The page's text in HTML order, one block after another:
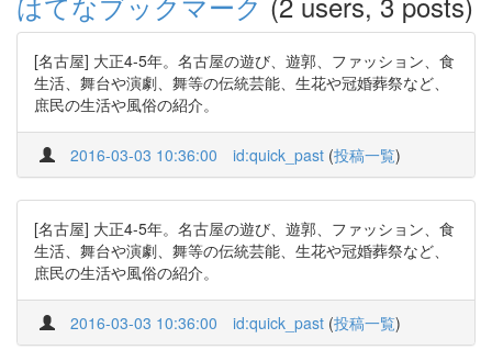
[名古屋] 大正4-5年。名古屋の遊び、遊郭、ファッション、食
生活、舞台や演劇、舞等の伝統芸能、生花や冠婚葬祭など、
庶民の生活や風俗の紹介。
2016-03-03 10:36:00 id:quick_past (投稿一覧)
[名古屋] 大正4-5年。名古屋の遊び、遊郭、ファッション、食
生活、舞台や演劇、舞等の伝統芸能、生花や冠婚葬祭など、
庶民の生活や風俗の紹介。
2016-03-03 10:36:00 id:quick_past (投稿一覧)